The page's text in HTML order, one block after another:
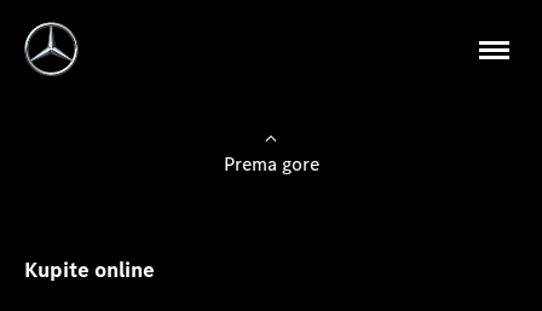
Prema gore
Kupite online